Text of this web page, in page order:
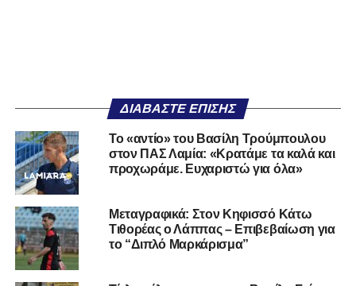
ΔΙΑΒΆΣΤΕ ΕΠΊΣΗΣ
Το «αντίο» του Βασίλη Τρούμπουλου
στον ΠΑΣ Λαμία: «Κρατάμε τα καλά και
προχωράμε. Ευχαριστώ για όλα»
Μεταγραφικά: Στον Κηφισσό Κάτω
Τιθορέας ο Λάππας – Επιβεβαίωση για
το “Διπλό Μαρκάρισμα”